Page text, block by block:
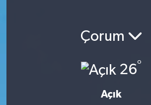
Çorum
26°
Açık